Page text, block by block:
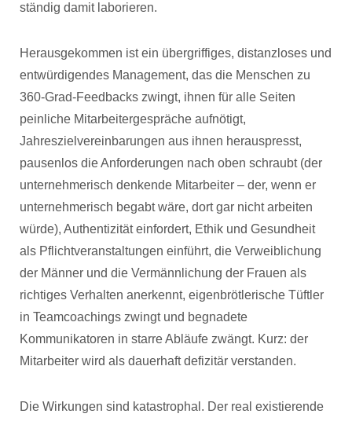
ständig damit laborieren.
Herausgekommen ist ein übergriffiges, distanzloses und
entwürdigendes Management, das die Menschen zu
360-Grad-Feedbacks zwingt, ihnen für alle Seiten
peinliche Mitarbeitergespräche aufnötigt,
Jahreszielvereinbarungen aus ihnen herauspresst,
pausenlos die Anforderungen nach oben schraubt (der
unternehmerisch denkende Mitarbeiter – der, wenn er
unternehmerisch begabt wäre, dort gar nicht arbeiten
würde), Authentizität einfordert, Ethik und Gesundheit
als Pflichtveranstaltungen einführt, die Verweiblichung
der Männer und die Vermännlichung der Frauen als
richtiges Verhalten anerkennt, eigenbrötlerische Tüftler
in Teamcoachings zwingt und begnadete
Kommunikatoren in starre Abläufe zwängt. Kurz: der
Mitarbeiter wird als dauerhaft defizitär verstanden.
Die Wirkungen sind katastrophal. Der real existierende